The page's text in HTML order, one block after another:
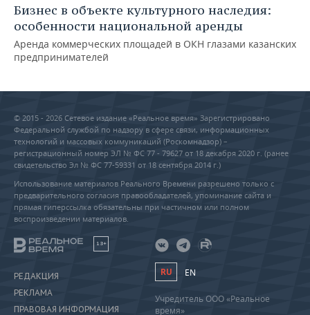
Бизнес в объекте культурного наследия:
особенности национальной аренды
Аренда коммерческих площадей в ОКН глазами казанских
предпринимателей
© 2015 - 2026 Сетевое издание «Реальное время» Зарегистрировано
Федеральной службой по надзору в сфере связи, информационных
технологий и массовых коммуникаций (Роскомнадзор) –
регистрационный номер ЭЛ № ФС 77 - 79627 от 18 декабря 2020 г. (ранее
свидетельство Эл № ФС 77-59331 от 18 сентября 2014 г.)
Использование материалов Реального Времени разрешено только с
предварительного согласия правообладателей, упоминание сайта и
прямая гиперссылка обязательны при частичном или полном
воспроизведении материалов.
18+
РЕДАКЦИЯ
РЕКЛАМА
ПРАВОВАЯ ИНФОРМАЦИЯ
RU EN
Учредитель ООО «Реальное
время»